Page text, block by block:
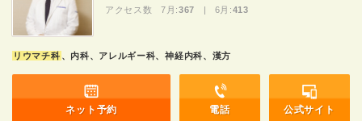
アクセス数 7月:367 | 6月:413
リウマチ科 、内科、アレルギー科、神経内科、漢方
ネット予約 電話 公式サイト